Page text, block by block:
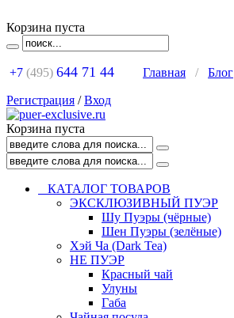
Корзина пуста
+7 (495) 644 71 44 Главная / Блог
Регистрация /Вход
Корзина пуста
КАТАЛОГ ТОВАРОВ
ЭКСКЛЮЗИВНЫЙ ПУЭР
Шу Пуэры (чёрные)
Шен Пуэры (зелёные)
Хэй Ча (Dark Tea)
НЕ ПУЭР
Красный чай
Улуны
Габа